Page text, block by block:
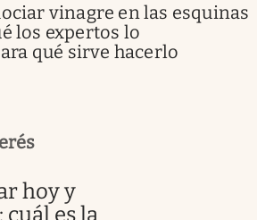
vinagre en las esquinas
los expertos lo
qué sirve hacerlo
hoy y
es la